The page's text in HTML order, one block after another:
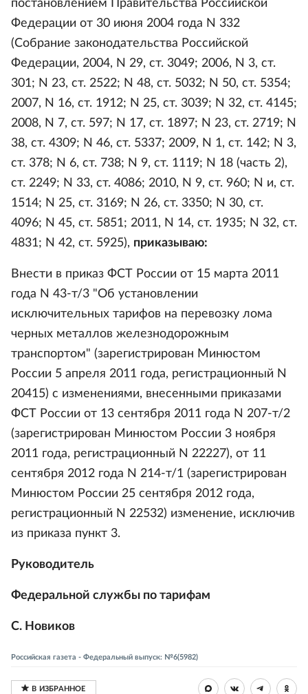
постановлением Правительства Российской
Федерации от 30 июня 2004 года N 332
(Собрание законодательства Российской
Федерации, 2004, N 29, ст. 3049; 2006, N 3, ст.
301; N 23, ст. 2522; N 48, ст. 5032; N 50, ст. 5354;
2007, N 16, ст. 1912; N 25, ст. 3039; N 32, ст. 4145;
2008, N 7, ст. 597; N 17, ст. 1897; N 23, ст. 2719; N
38, ст. 4309; N 46, ст. 5337; 2009, N 1, ст. 142; N 3,
ст. 378; N 6, ст. 738; N 9, ст. 1119; N 18 (часть 2),
ст. 2249; N 33, ст. 4086; 2010, N 9, ст. 960; N и, ст.
1514; N 25, ст. 3169; N 26, ст. 3350; N 30, ст.
4096; N 45, ст. 5851; 2011, N 14, ст. 1935; N 32, ст.
4831; N 42, ст. 5925), приказываю:
Внести в приказ ФСТ России от 15 марта 2011
года N 43-т/3 "Об установлении
исключительных тарифов на перевозку лома
черных металлов железнодорожным
транспортом" (зарегистрирован Минюстом
России 5 апреля 2011 года, регистрационный N
20415) с изменениями, внесенными приказами
ФСТ России от 13 сентября 2011 года N 207-т/2
(зарегистрирован Минюстом России 3 ноября
2011 года, регистрационный N 22227), от 11
сентября 2012 года N 214-т/1 (зарегистрирован
Минюстом России 25 сентября 2012 года,
регистрационный N 22532) изменение, исключив
из приказа пункт 3.
Руководитель
Федеральной службы по тарифам
С. Новиков
Российская газета - Федеральный выпуск: №6(5982)